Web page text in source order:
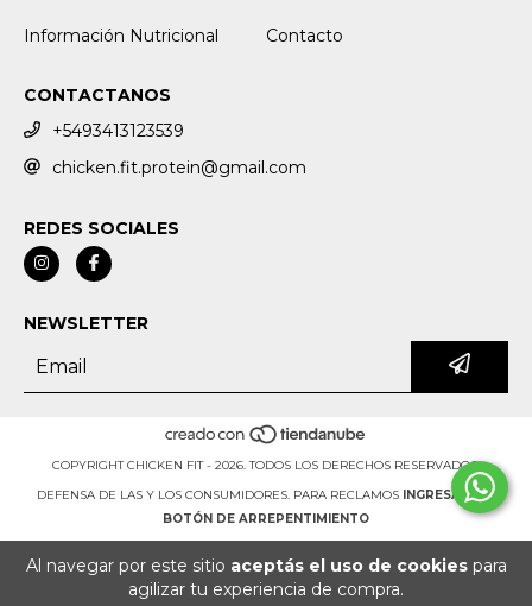
Al navegar por este sitio aceptás el uso de cookiespara
agilizar tu experiencia de compra.
Información Nutricional Contacto
CONTACTANOS
+5493413123539
chicken.fit.protein@gmail.com
REDES SOCIALES
NEWSLETTER
COPYRIGHT CHICKEN FIT - 2026. TODOS LOS DERECHOS RESERVADOS.
DEFENSA DE LAS Y LOS CONSUMIDORES. PARA RECLAMOS INGRESÁ ACÁ.
BOTÓN DE ARREPENTIMIENTO